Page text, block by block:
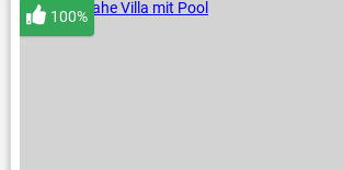
100%